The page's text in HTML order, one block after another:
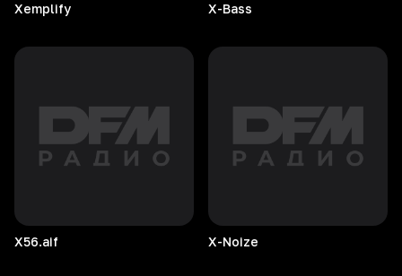
Xemplify X-Bass
X56.aif X-Noize